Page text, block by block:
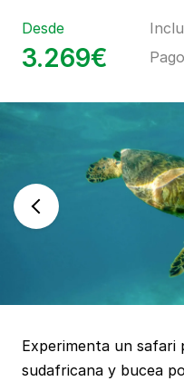
Desde
3.269€
Experimenta un safari
sudafricana y bucea